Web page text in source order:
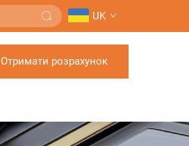
UK
Отримати розрахунок